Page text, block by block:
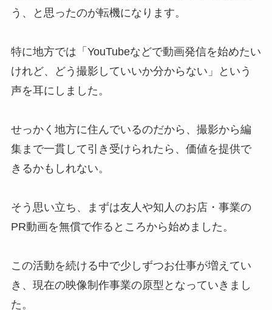
う、と思ったのが転機になります。
特に地方では「YouTubeなどで動画発信を始めたい
けれど、どう撮影していいか分からない」という
声を耳にしました。
せっかく地方に住んでいるのだから、撮影から編
集まで一貫して引き受けられたら、価値を提供で
きるかもしれない。
そう思い立ち、まずは友人や知人のお店・事業の
PR動画を無償で作るところから始めました。
この活動を続ける中で少しずつお仕事が増えてい
き、現在の映像制作事業の原型となっていきまし
た。